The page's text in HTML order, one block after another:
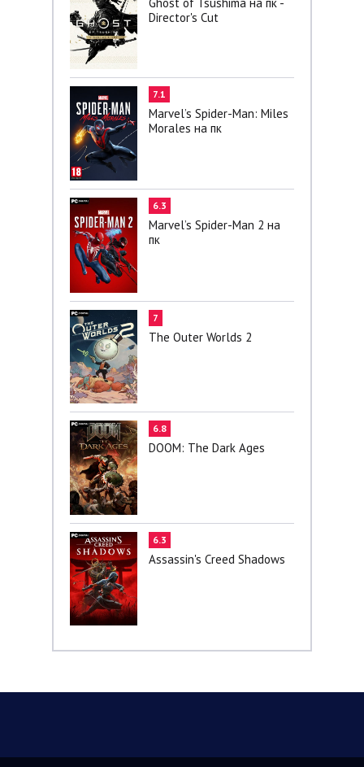
Director's Cut
7.1
Marvel’s Spider-Man: Miles
Morales на пк
6.3
Marvel’s Spider-Man 2 на
пк
7
The Outer Worlds 2
6.8
DOOM: The Dark Ages
6.3
Assassin's Creed Shadows